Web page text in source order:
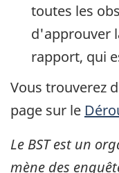
toutes les
d'approuver
rapport, qui
Vous trouverez
page sur le
Le BST est un
mène des